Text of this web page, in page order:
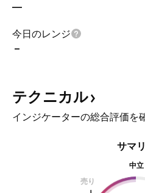
—
今日のレンジ
–
テクニカル
インジケーターの総合評価を
サマ
中立
売り